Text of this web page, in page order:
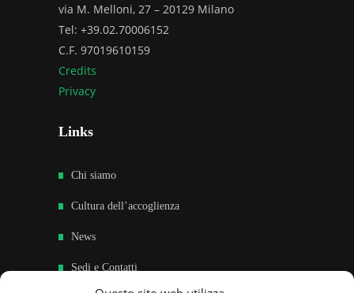
via M. Melloni, 27 – 20129 Milano
Tel: +39.02.70006152
C.F. 97019610159
Credits
Privacy
Links
Chi siamo
Cultura dell’accoglienza
News
Sedi e Contatti